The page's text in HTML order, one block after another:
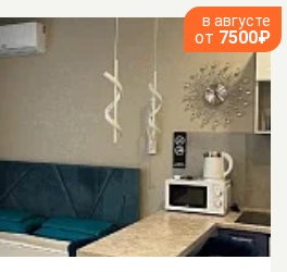
в августе
от 7500₽